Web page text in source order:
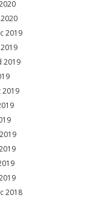
2019
2019
2019
2018